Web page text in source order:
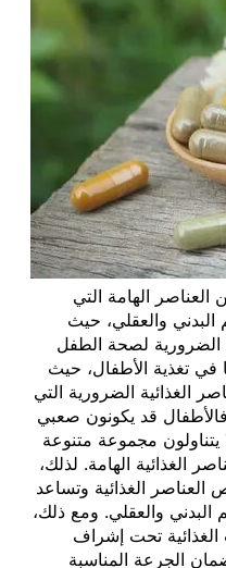
العناصر الهامة التي
والعقلي، حيث
الضرورية لصحة الطفل
في تغذية الأطفال، حيث
الغذائية الضرورية التي
قد يكونون صعبي
يتناولون مجموعة متنوعة
الغذائية الهامة. لذلك،
العناصر الغذائية وتساعد
والعقلي. ومع ذلك،
تحت إشراف
الجرعة المناسبة